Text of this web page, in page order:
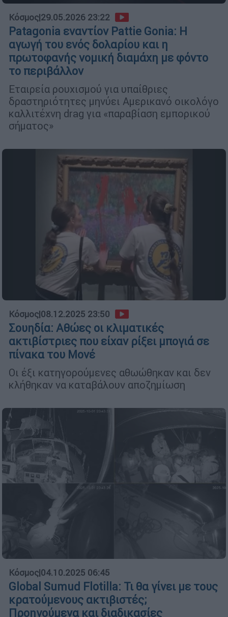
Κόσμος|29.05.2026 23:22
Patagonia εναντίον Pattie Gonia: Η
αγωγή του ενός δολαρίου και η
πρωτοφανής νομική διαμάχη με φόντο
το περιβάλλον
Εταιρεία ρουχισμού για υπαίθριες
δραστηριότητες μηνύει Αμερικανό οικολόγο
καλλιτέχνη drag για «παραβίαση εμπορικού
σήματος»
Κόσμος|08.12.2025 23:50
Σουηδία: Αθώες οι κλιματικές
ακτιβίστριες που είχαν ρίξει μπογιά σε
πίνακα του Μονέ
Οι έξι κατηγορούμενες αθωώθηκαν και δεν
κλήθηκαν να καταβάλουν αποζημίωση
Κόσμος|04.10.2025 06:45
Global Sumud Flotilla: Τι θα γίνει με τους
κρατούμενους ακτιβιστές;
Προηγούμενα και διαδικασίες